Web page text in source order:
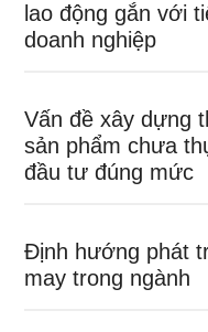
lao động gắn với
doanh nghiệp
Vấn đề xây dựng
sản phẩm chưa
đầu tư đúng mức
Định hướng phát
may trong ngành